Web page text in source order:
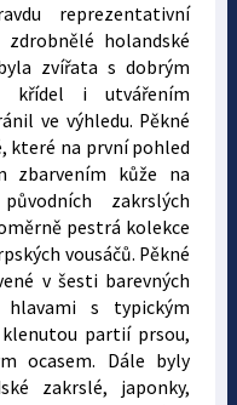
reprezentativní
holandské
zvířata s dobrým
křídel i utvářením
ve výhledu. Pěkné
které na první pohled
zbarvením kůže na
zakrslých
pestrá kolekce
vousáčů. Pěkné
v šesti barevných
s typickým
klenutou partií prsou,
ocasem. Dále byly
zakrslé, japonky,